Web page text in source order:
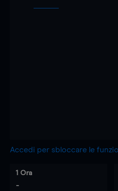
Accedi per sbloccare le
1 Ora
-